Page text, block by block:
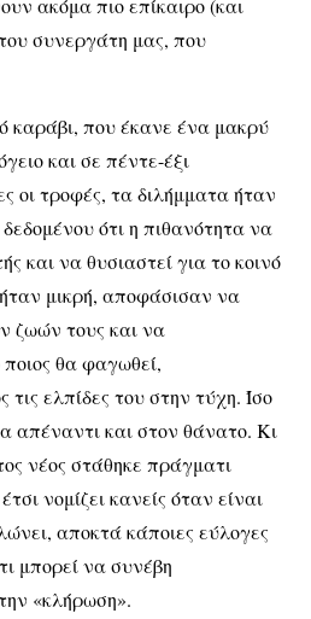
συνεργάτη μας, που
καράβι, που έκανε ένα μακρύ
και σε πέντε-έξι
οι τροφές, τα διλήμματα ήταν
ότι η πιθανότητα να
και να θυσιαστεί για το κοινό
μικρή, αποφάσισαν να
ζωών τους και να
θα φαγωθεί,
ελπίδες του στην τύχη. Ίσο
απέναντι και στον θάνατο. Κι
νέος στάθηκε πράγματι
νομίζει κανείς όταν είναι
αποκτά κάποιες εύλογες
μπορεί να συνέβη
«κλήρωση».